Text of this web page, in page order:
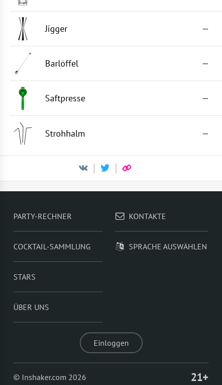
Jigger —
Barlöffel —
Saftpresse —
Strohhalm —
PARTY-RECHNER
COCKTAIL-SAMMLUNG
STARS
ÜBER UNS
KONTAKTE
SPRACHE AUSWÄHLEN
Einloggen
© Inshaker.com 2026 21+